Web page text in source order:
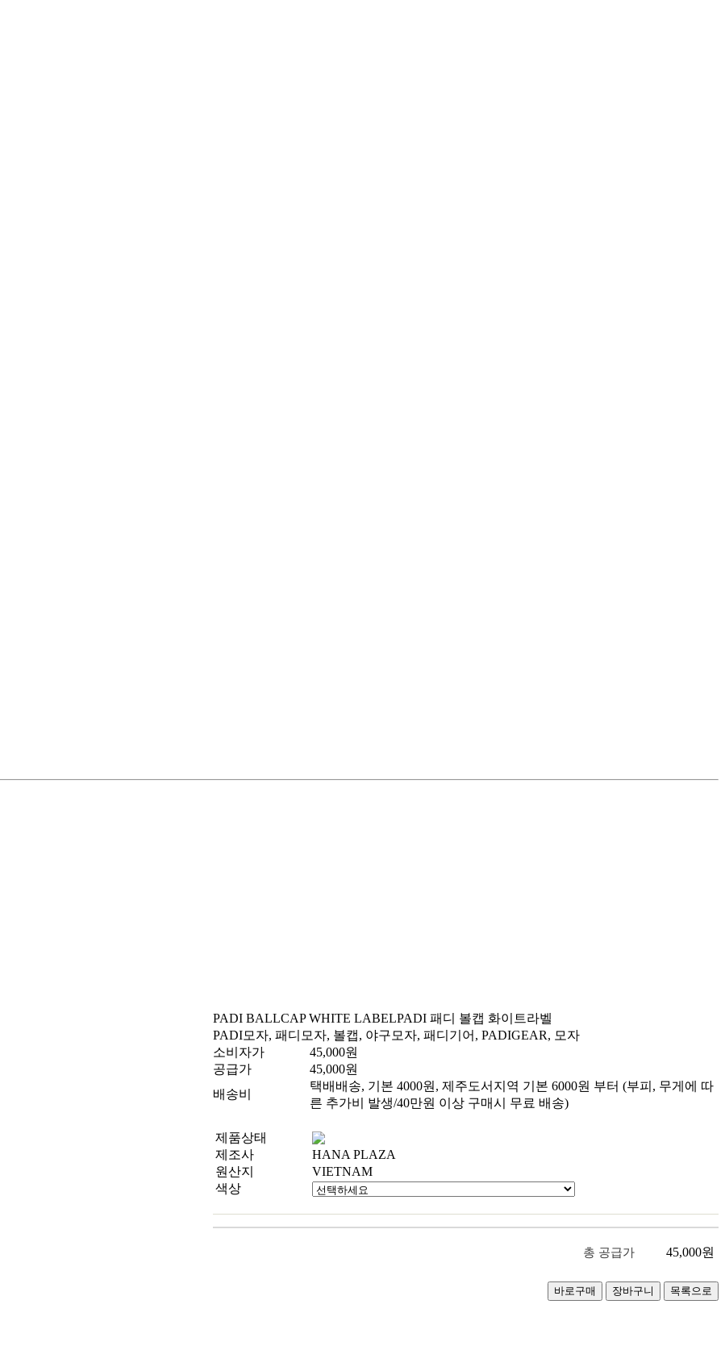
PADI BALLCAP WHITE LABELPADI 패디 볼캡 화이트라벨
PADI모자, 패디모자, 볼캡, 야구모자, 패디기어, PADIGEAR, 모자
소비자가
45,000원
공급가
45,000원
배송비
택배배송, 기본 4000원, 제주도서지역 기본 6000원 부터 (부피, 무게에 따
른 추가비 발생/40만원 이상 구매시 무료 배송)
제품상태
제조사
HANA PLAZA
원산지
VIETNAM
색상
총 공급가 45,000원